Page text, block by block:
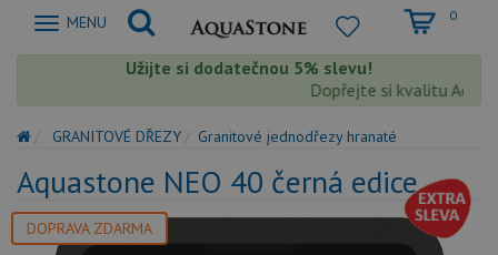
Zobrazit
MENU 0
Užijte si dodatečnou 5% slevu!
Dopřejte si kvalitu
GRANITOVÉ DŘEZY Granitové jednodřezy hranaté
Aquastone NEO 40 černá edice
DOPRAVA ZDARMA